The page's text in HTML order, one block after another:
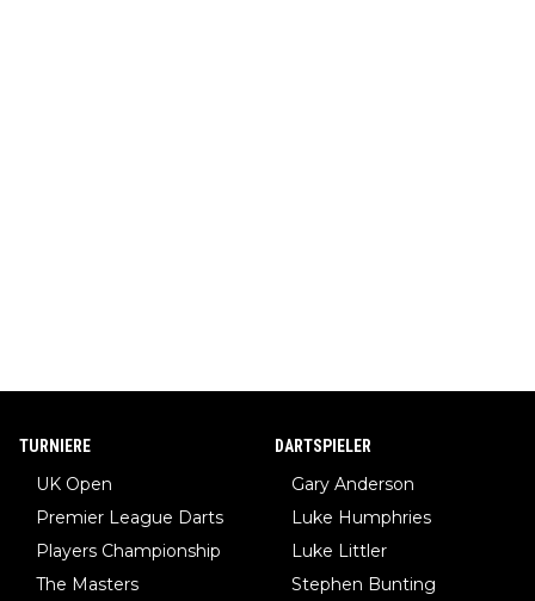
TURNIERE
UK Open
Premier League Darts
Players Championship
The Masters
DARTSPIELER
Gary Anderson
Luke Humphries
Luke Littler
Stephen Bunting